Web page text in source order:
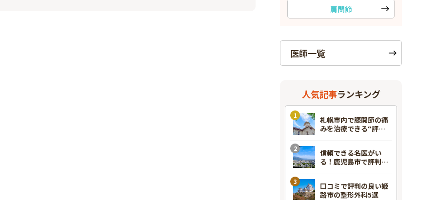
肩関節
医師一覧
人気記事ランキング
札幌市内で膝関節の痛
みを治療できる“評判
信頼できる名医がい
る！鹿児島市で評判の
口コミで評判の良い姫
路市の整形外科5選